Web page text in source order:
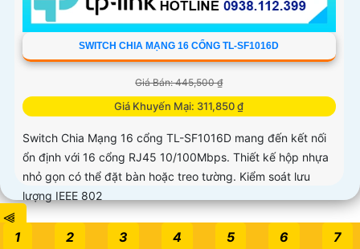
SWITCH CHIA MẠNG 16 CỔNG TL-SF1016D
Giá Bán: 445,500 ₫
Giá Khuyến Mại: 311,850 ₫
Switch Chia Mạng 16 cổng TL-SF1016D mang đến kết nối
ổn định với 16 cổng RJ45 10/100Mbps. Thiết kế hộp nhựa
nhỏ gọn có thể đặt bàn hoặc treo tường. Kiểm soát lưu
lượng IEEE 802
⫷
1
2 3 4 5 6 7